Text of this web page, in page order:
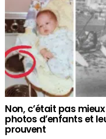
Non, c’était pas
photos d’enfants et
prouvent